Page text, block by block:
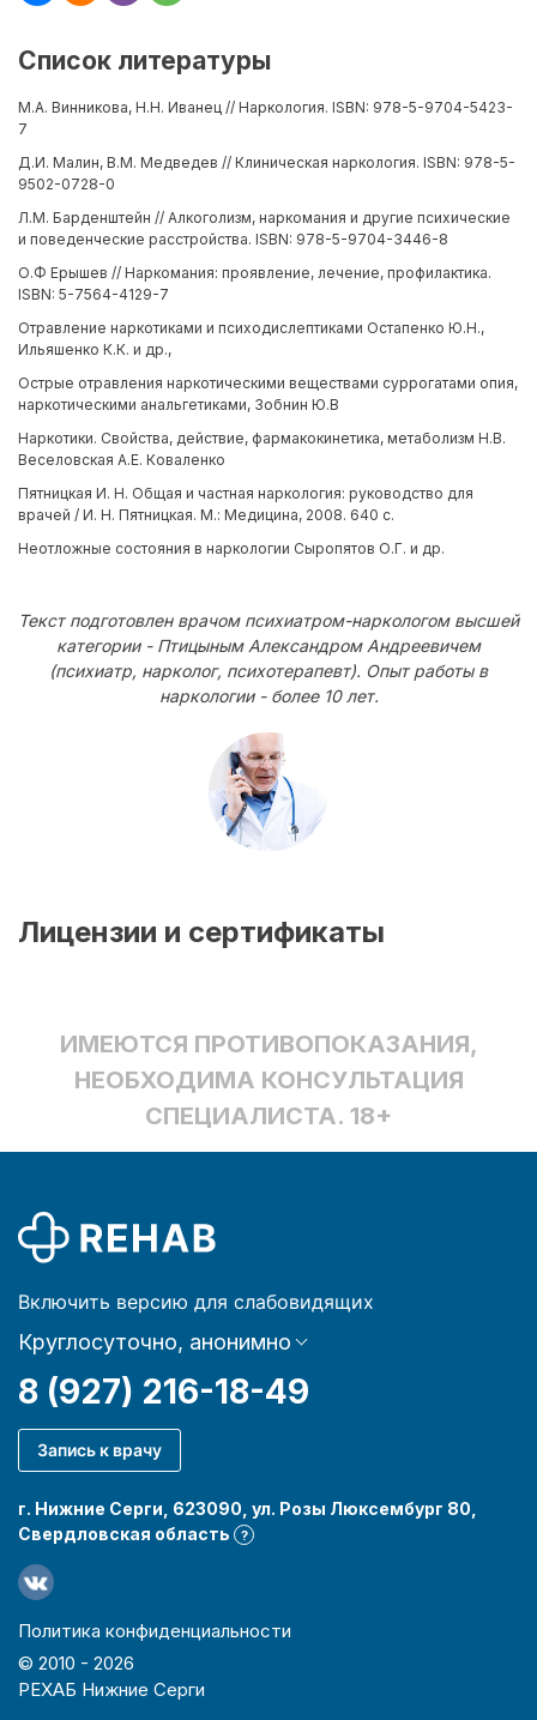
Список литературы
М.А. Винникова, Н.Н. Иванец // Наркология. ISBN: 978-5-9704-5423-
7
Д.И. Малин, В.М. Медведев // Клиническая наркология. ISBN: 978-5-
9502-0728-0
Л.М. Барденштейн // Алкоголизм, наркомания и другие психические
и поведенческие расстройства. ISBN: 978-5-9704-3446-8
О.Ф Ерышев // Наркомания: проявление, лечение, профилактика.
ISBN: 5-7564-4129-7
Отравление наркотиками и психодислептиками Остапенко Ю.Н.,
Ильяшенко К.К. и др.,
Острые отравления наркотическими веществами суррогатами опия,
наркотическими анальгетиками, Зобнин Ю.В
Наркотики. Свойства, действие, фармакокинетика, метаболизм Н.В.
Веселовская А.Е. Коваленко
Пятницкая И. Н. Общая и частная наркология: руководство для
врачей / И. Н. Пятницкая. М.: Медицина, 2008. 640 с.
Неотложные состояния в наркологии Сыропятов О.Г. и др.
Текст подготовлен врачом психиатром-наркологом высшей
категории - Птицыным Александром Андреевичем
(психиатр, нарколог, психотерапевт). Опыт работы в
наркологии - более 10 лет.
Лицензии и сертификаты
ИМЕЮТСЯ ПРОТИВОПОКАЗАНИЯ,
НЕОБХОДИМА КОНСУЛЬТАЦИЯ
СПЕЦИАЛИСТА. 18+
Включить версию для слабовидящих
Круглосуточно, анонимно
8 (927) 216-18-49
Запись к врачу
г. Нижние Серги, 623090, ул. Розы Люксембург 80,
Свердловская область
?
Политика конфиденциальности
© 2010 - 2026
РЕХАБ Нижние Серги